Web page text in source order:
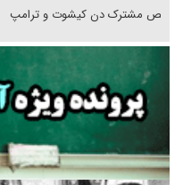
رقص مشترک دن کیشوت و ترامپ
دنده دولت به واگذاری مسئله‌دار
غریزه‌ی بقا و آقای باقی و رفقا
جراحی‌های زیبایی با مدرک
گفت‌وگو با همسر یکی از شهدای